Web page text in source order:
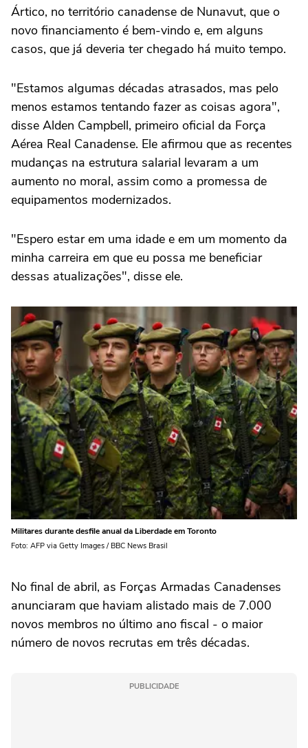
Ártico, no território canadense de Nunavut, que o
novo financiamento é bem-vindo e, em alguns
casos, que já deveria ter chegado há muito tempo.
"Estamos algumas décadas atrasados, mas pelo
menos estamos tentando fazer as coisas agora",
disse Alden Campbell, primeiro oficial da Força
Aérea Real Canadense. Ele afirmou que as recentes
mudanças na estrutura salarial levaram a um
aumento no moral, assim como a promessa de
equipamentos modernizados.
"Espero estar em uma idade e em um momento da
minha carreira em que eu possa me beneficiar
dessas atualizações", disse ele.
Militares durante desfile anual da Liberdade em Toronto
Foto: AFP via Getty Images / BBC News Brasil
No final de abril, as Forças Armadas Canadenses
anunciaram que haviam alistado mais de 7.000
novos membros no último ano fiscal - o maior
número de novos recrutas em três décadas.
PUBLICIDADE